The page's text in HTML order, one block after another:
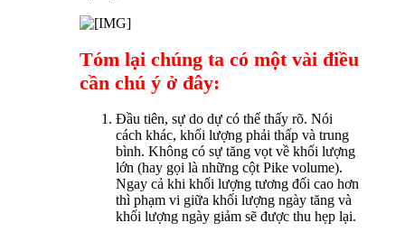
Tóm lại chúng ta có một vài điều
cần chú ý ở đây:
Đầu tiên, sự do dự có thể thấy rõ. Nói
cách khác, khối lượng phải thấp và trung
bình. Không có sự tăng vọt về khối lượng
lớn (hay gọi là những cột Pike volume).
Ngay cả khi khối lượng tương đối cao hơn
thì phạm vi giữa khối lượng ngày tăng và
khối lượng ngày giảm sẽ được thu hẹp lại.